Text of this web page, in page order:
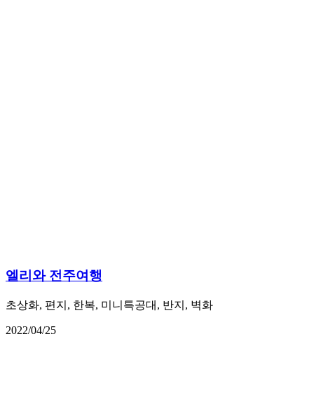
엘리와 전주여행
초상화, 편지, 한복, 미니특공대, 반지, 벽화
2022/04/25